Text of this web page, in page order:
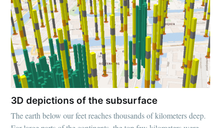
3D depictions of the subsurface
The earth below our feet reaches thousands of kilometers deep.